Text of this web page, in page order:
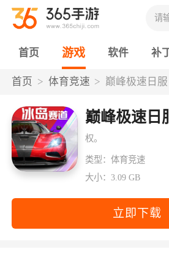
首页 游戏 软件 补
首页 体育竞速 巅峰极速日服
巅峰极速日
权。
类型：体育竞速
大小：3.09 GB
立即下载